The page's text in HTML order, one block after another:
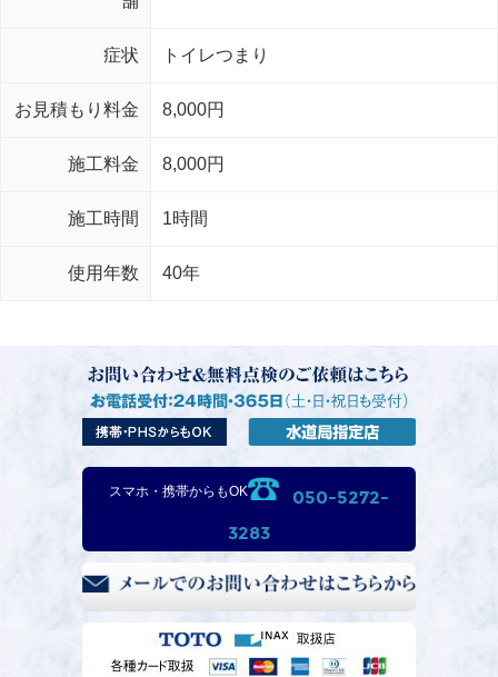
症状 トイレつまり
お見積もり料金 8,000円
施工料金 8,000円
施工時間 1時間
使用年数 40年
スマホ・携帯からもOK
050-5272-
3283